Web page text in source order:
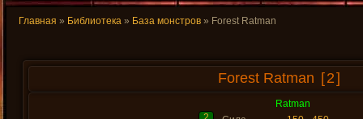
Главная » Библиотека » База монстров » Forest Ratman
Forest Ratman [2]
Ratman